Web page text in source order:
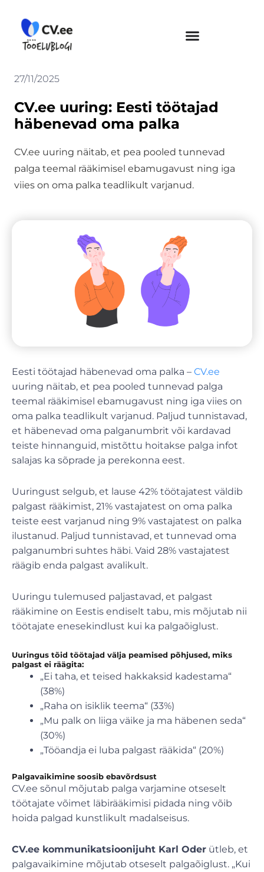
content
27/11/2025
CV.ee uuring: Eesti töötajad
häbenevad oma palka
CV.ee uuring näitab, et pea pooled tunnevad
palga teemal rääkimisel ebamugavust ning iga
viies on oma palka teadlikult varjanud.
Eesti töötajad häbenevad oma palka – CV.ee
uuring näitab, et pea pooled tunnevad palga
teemal rääkimisel ebamugavust ning iga viies on
oma palka teadlikult varjanud. Paljud tunnistavad,
et häbenevad oma palganumbrit või kardavad
teiste hinnanguid, mistõttu hoitakse palga infot
salajas ka sõprade ja perekonna eest.
Uuringust selgub, et lause 42% töötajatest väldib
palgast rääkimist, 21% vastajatest on oma palka
teiste eest varjanud ning 9% vastajatest on palka
ilustanud. Paljud tunnistavad, et tunnevad oma
palganumbri suhtes häbi. Vaid 28% vastajatest
räägib enda palgast avalikult.
Uuringu tulemused paljastavad, et palgast
rääkimine on Eestis endiselt tabu, mis mõjutab nii
töötajate enesekindlust kui ka palgaõiglust.
Uuringus tõid töötajad välja peamised põhjused, miks
palgast ei räägita:
„Ei taha, et teised hakkaksid kadestama“
(38%)
„Raha on isiklik teema“ (33%)
„Mu palk on liiga väike ja ma häbenen seda“
(30%)
„Tööandja ei luba palgast rääkida“ (20%)
Palgavaikimine soosib ebavõrdsust
CV.ee sõnul mõjutab palga varjamine otseselt
töötajate võimet läbirääkimisi pidada ning võib
hoida palgad kunstlikult madalseisus.
CV.ee kommunikatsioonijuht Karl Oder ütleb, et
palgavaikimine mõjutab otseselt palgaõiglust. „Kui